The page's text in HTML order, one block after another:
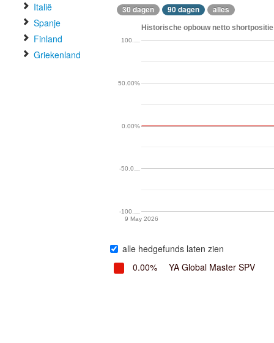
Italië
Spanje
Finland
Griekenland
30 dagen 90 dagen alles
Historische opbouw netto
9 May 2026
-100.…
-50.0…
0.00%
50.00%
100.…
alle hedgefunds laten zien
0.00%
YA Global Master SPV